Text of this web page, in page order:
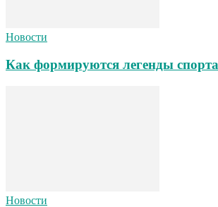
Новости
Как формируются легенды спорта
Новости